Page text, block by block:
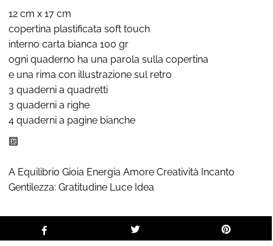
12 cm x 17 cm
copertina plastificata soft touch
interno carta bianca 100 gr
ogni quaderno ha una parola sulla copertina
e una rima con illustrazione sul retro
3 quaderni a quadretti
3 quaderni a righe
4 quaderni a pagine bianche
🔟
A Equilibrio Gioia Energia Amore Creatività Incanto
Gentilezza:Gratitudine Luce Idea